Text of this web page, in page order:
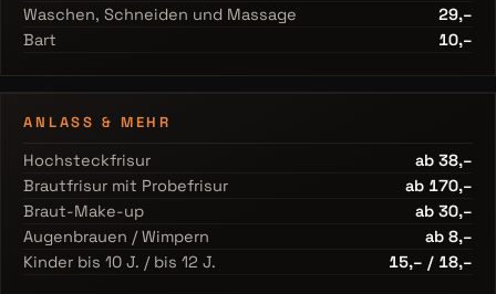
Waschen, Schneiden und Massage
29,–
Bart
10,–
ANLASS & MEHR
Hochsteckfrisur
ab 38,–
Brautfrisur mit Probefrisur
ab 170,–
Braut-Make-up
ab 30,–
Augenbrauen / Wimpern
ab 8,–
Kinder bis 10 J. / bis 12 J.
15,– / 18,–